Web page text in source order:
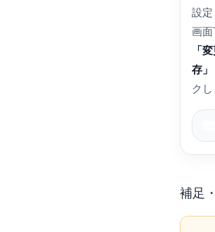
設定
画
「
存」
クし
補足